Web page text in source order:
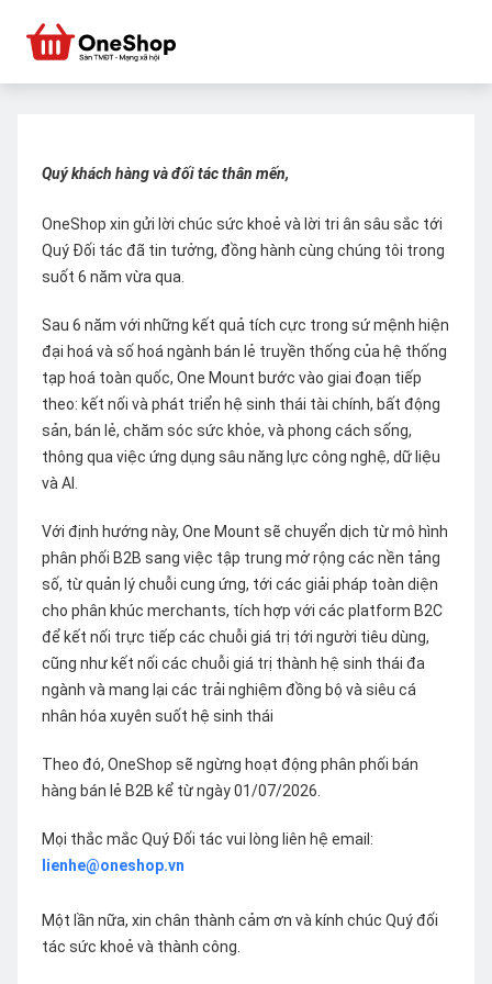
Quý khách hàng và đối tác thân mến,
OneShop xin gửi lời chúc sức khoẻ và lời tri ân sâu sắc tới
Quý Đối tác đã tin tưởng, đồng hành cùng chúng tôi trong
suốt 6 năm vừa qua.
Sau 6 năm với những kết quả tích cực trong sứ mệnh hiện
đại hoá và số hoá ngành bán lẻ truyền thống của hệ thống
tạp hoá toàn quốc, One Mount bước vào giai đoạn tiếp
theo: kết nối và phát triển hệ sinh thái tài chính, bất động
sản, bán lẻ, chăm sóc sức khỏe, và phong cách sống,
thông qua việc ứng dụng sâu năng lực công nghệ, dữ liệu
và AI.
Với định hướng này, One Mount sẽ chuyển dịch từ mô hình
phân phối B2B sang việc tập trung mở rộng các nền tảng
số, từ quản lý chuỗi cung ứng, tới các giải pháp toàn diện
cho phân khúc merchants, tích hợp với các platform B2C
để kết nối trực tiếp các chuỗi giá trị tới người tiêu dùng,
cũng như kết nối các chuỗi giá trị thành hệ sinh thái đa
ngành và mang lại các trải nghiệm đồng bộ và siêu cá
nhân hóa xuyên suốt hệ sinh thái
Theo đó, OneShop sẽ ngừng hoạt động phân phối bán
hàng bán lẻ B2B kể từ ngày 01/07/2026.
Mọi thắc mắc Quý Đối tác vui lòng liên hệ email:
lienhe@oneshop.vn
Một lần nữa, xin chân thành cảm ơn và kính chúc Quý đối
tác sức khoẻ và thành công.